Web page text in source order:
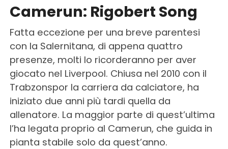
Camerun: Rigobert Song
Fatta eccezione per una breve parentesi
con la Salernitana, di appena quattro
presenze, molti lo ricorderanno per aver
giocato nel Liverpool. Chiusa nel 2010 con il
Trabzonspor la carriera da calciatore, ha
iniziato due anni più tardi quella da
allenatore. La maggior parte di quest’ultima
l’ha legata proprio al Camerun, che guida in
pianta stabile solo da quest’anno.